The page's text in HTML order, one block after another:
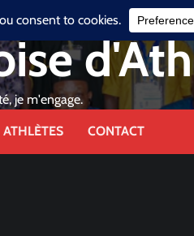
je m'engage.
ATHLÈTES CONTACT